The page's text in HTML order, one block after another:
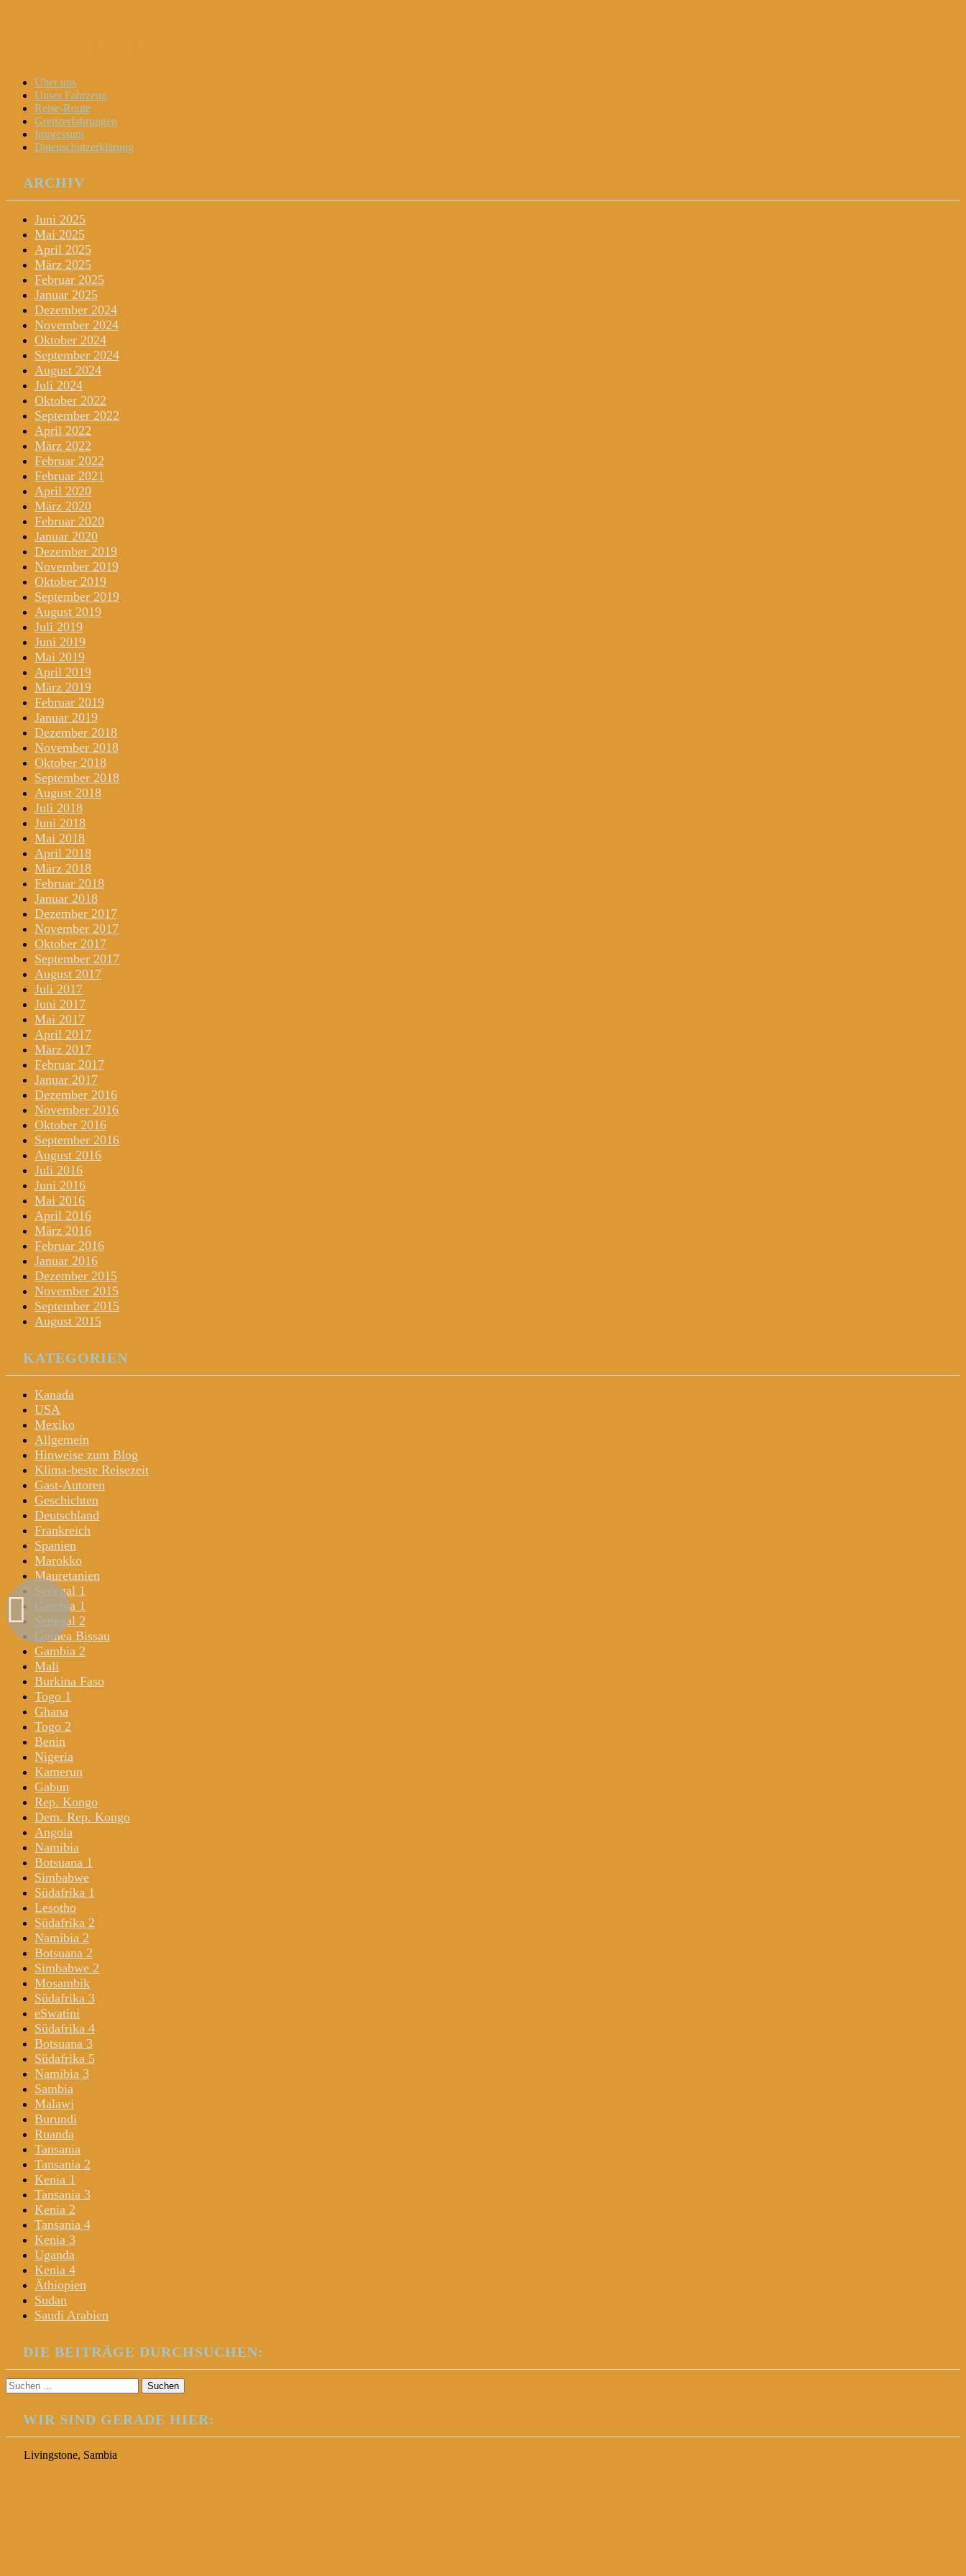
Menu
Widgets
Search
Skip
content
Über uns
Unser Fahrzeug
Reise-Route
Grenzerfahrungen
Impressum
Datenschutzerklärung
ARCHIV
Juni 2025
Mai 2025
April 2025
März 2025
Februar 2025
Januar 2025
Dezember 2024
November 2024
Oktober 2024
September 2024
August 2024
Juli 2024
Oktober 2022
September 2022
April 2022
März 2022
Februar 2022
Februar 2021
April 2020
März 2020
Februar 2020
Januar 2020
Dezember 2019
November 2019
Oktober 2019
September 2019
August 2019
Juli 2019
Juni 2019
Mai 2019
April 2019
März 2019
Februar 2019
Januar 2019
Dezember 2018
November 2018
Oktober 2018
September 2018
August 2018
Juli 2018
Juni 2018
Mai 2018
April 2018
März 2018
Februar 2018
Januar 2018
Dezember 2017
November 2017
Oktober 2017
September 2017
August 2017
Juli 2017
Juni 2017
Mai 2017
April 2017
März 2017
Februar 2017
Januar 2017
Dezember 2016
November 2016
Oktober 2016
September 2016
August 2016
Juli 2016
Juni 2016
Mai 2016
April 2016
März 2016
Februar 2016
Januar 2016
Dezember 2015
November 2015
September 2015
August 2015
KATEGORIEN
Kanada
USA
Mexiko
Allgemein
Hinweise zum Blog
Klima-beste Reisezeit
Gast-Autoren
Geschichten
Deutschland
Frankreich
Spanien
Marokko
Mauretanien
Senegal 1
Gambia 1
Senegal 2
Guinea Bissau
Gambia 2
Mali
Burkina Faso
Togo 1
Ghana
Togo 2
Benin
Nigeria
Kamerun
Gabun
Rep. Kongo
Dem. Rep. Kongo
Angola
Namibia
Botsuana 1
Simbabwe
Südafrika 1
Lesotho
Südafrika 2
Namibia 2
Botsuana 2
Simbabwe 2
Mosambik
Südafrika 3
eSwatini
Südafrika 4
Botsuana 3
Südafrika 5
Namibia 3
Sambia
Malawi
Burundi
Ruanda
Tansania
Tansania 2
Kenia 1
Tansania 3
Kenia 2
Tansania 4
Kenia 3
Uganda
Kenia 4
Äthiopien
Sudan
Saudi Arabien
DIE BEITRÄGE DURCHSUCHEN:
Suchen
nach:
WIR SIND GERADE HIER:
Livingstone, Sambia